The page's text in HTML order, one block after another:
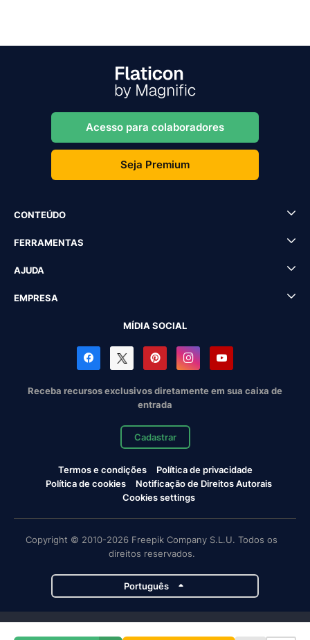
Acesso para colaboradores
Seja Premium
CONTEÚDO
FERRAMENTAS
AJUDA
EMPRESA
MÍDIA SOCIAL
Receba recursos exclusivos diretamente em sua caixa de
entrada
Cadastrar
Termos e condições
Política de privacidade
Política de cookies
Notificação de Direitos Autorais
Cookies settings
Copyright © 2010-2026 Freepik Company S.L.U. Todos os
direitos reservados.
Português